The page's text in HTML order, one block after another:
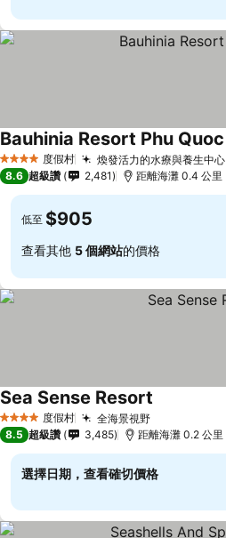
4 星級 度假村 煥發活力的水療與養生中心
Bauhinia Resort Phu Quoc
8.6 超級讚 2,481 距離海灘 0.4 公里
低至 $905
查看其他 5 個網站的價格
4 星級 度假村 全海景視野
Sea Sense Resort
8.5 超級讚 3,485 距離海灘 0.2 公里
選擇日期，查看確切價格